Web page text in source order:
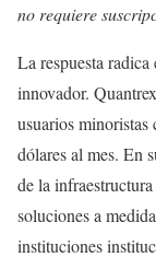
no requiere
La respuesta
innovador.
usuarios
dólares al mes. En
de la
soluciones a
instituciones